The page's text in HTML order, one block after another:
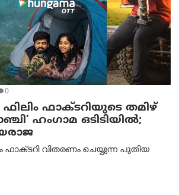
0
ഫിലിം ഫാക്ടറിയുടെ തമിഴ്
ഹംഗാമ ഒടിടിയിൽ;
ഫാക്ടറി വിതരണം ചെയ്യുന്ന പുതിയ